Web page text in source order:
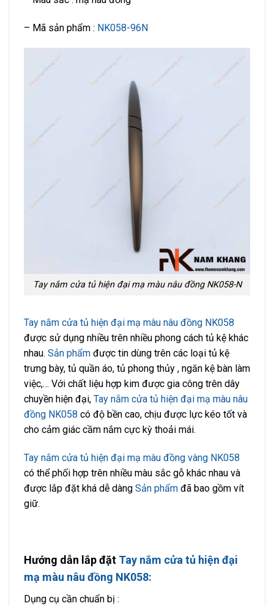
– Mã sản phẩm : NK058-96N
Tay nắm cửa tủ hiện đại mạ màu nâu đồng NK058-N
Tay nắm cửa tủ hiện đại mạ màu nâu đồng NK058
được sử dụng nhiều trên nhiều phong cách tủ kệ khác
nhau. Sản phẩm được tin dùng trên các loại tủ kệ
trưng bày, tủ quần áo, tủ phong thủy , ngăn kệ bàn làm
việc,… Với chất liệu hợp kim được gia công trên dây
chuyền hiện đại, Tay nắm cửa tủ hiện đại mạ màu nâu
đồng NK058 có độ bền cao, chịu được lực kéo tốt và
cho cảm giác cầm nắm cực kỳ thoải mái.
Tay nắm cửa tủ hiện đại mạ màu đồng vàng NK058
có thể phối hợp trên nhiều màu sắc gỗ khác nhau và
được lắp đặt khá dễ dàng Sản phẩm đã bao gồm vít
giữ.
Hướng dẫn lắp đặt Tay nắm cửa tủ hiện đại
mạ màu nâu đồng NK058:
Dụng cụ cần chuẩn bị :